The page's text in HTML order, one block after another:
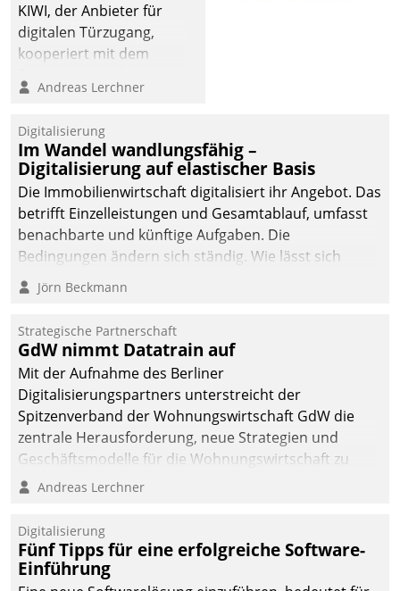
KIWI, der Anbieter für
digitalen Türzugang,
kooperiert mit dem
Softwareentwicklungshaus
Andreas Lerchner
Digitalisierung
Im Wandel wandlungsfähig –
Digitalisierung auf elastischer Basis
Die Immobilienwirtschaft digitalisiert ihr Angebot. Das
betrifft Einzelleistungen und Gesamtablauf, umfasst
benachbarte und künftige Aufgaben. Die
Bedingungen ändern sich ständig. Wie lässt sich
technisch die Kontrolle wahren und zugleich Freiraum
fürs Wachsen öffnen?
Jörn Beckmann
Strategische Partnerschaft
GdW nimmt Datatrain auf
Mit der Aufnahme des Berliner
Digitalisierungspartners unterstreicht der
Spitzenverband der Wohnungswirtschaft GdW die
zentrale Herausforderung, neue Strategien und
Geschäftsmodelle für die Wohnungswirtschaft zu
entwickeln.
Andreas Lerchner
Digitalisierung
Fünf Tipps für eine erfolgreiche Software-
Einführung